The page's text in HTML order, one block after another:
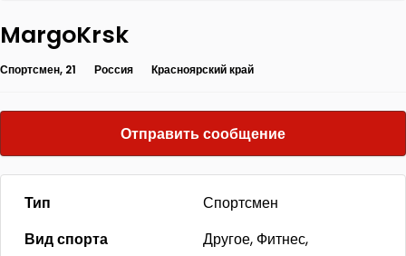
MargoKrsk
Спортсмен, 21 Россия Красноярский край
Отправить сообщение
Тип
Спортсмен
Вид спорта
Другое, Фитнес,